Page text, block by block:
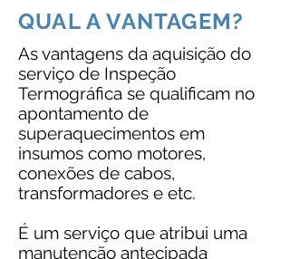
QUAL A VANTAGEM?
As vantagens da aquisição do
serviço de Inspeção
Termográfica se qualificam no
apontamento de
superaquecimentos em
insumos como motores,
conexões de cabos,
transformadores e etc.
É um serviço que atribui uma
manutenção antecipada